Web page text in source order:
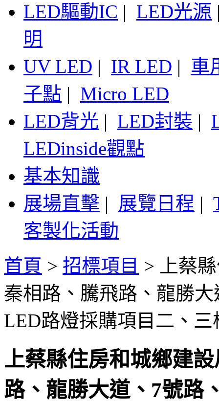
LED驅動IC | LED光源
明
UV LED | IR LED | 車
子點 | Micro LED
LED背光 | LED封裝 |
LEDinside觀點
基本知識
展場直擊 | 展覽日程 |
客製化活動
首頁 > 招標項目 >
上蔡
秦相路、騰飛路、龍勝
LED路燈採購項目二、
上蔡縣住房和城鄉建
路、龍勝大道、7號路